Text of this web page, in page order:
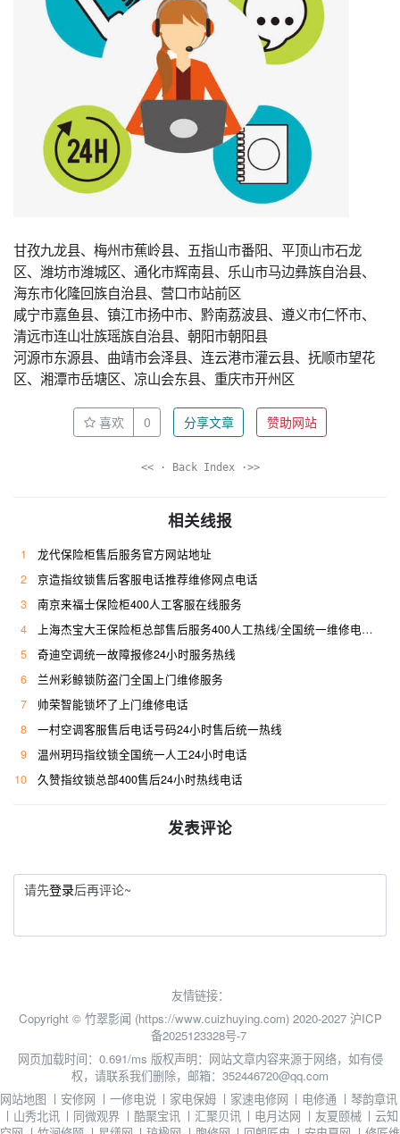
甘孜九龙县、梅州市蕉岭县、五指山市番阳、平顶山市石龙
区、潍坊市潍城区、通化市辉南县、乐山市马边彝族自治县、
海东市化隆回族自治县、营口市站前区
咸宁市嘉鱼县、镇江市扬中市、黔南荔波县、遵义市仁怀市、
清远市连山壮族瑶族自治县、朝阳市朝阳县
河源市东源县、曲靖市会泽县、连云港市灌云县、抚顺市望花
区、湘潭市岳塘区、凉山会东县、重庆市开州区
喜欢 0 分享文章 赞助网站
<< · Back Index ·>>
相关线报
1
龙代保险柜售后服务官方网站地址
2
京造指纹锁售后客服电话推荐维修网点电话
3
南京来福士保险柜400人工客服在线服务
4
上海杰宝大王保险柜总部售后服务400人工热线/全国统一维修电话是多少
5
奇迪空调统一故障报修24小时服务热线
6
兰州彩鲸锁防盗门全国上门维修服务
7
帅荣智能锁坏了上门维修电话
8
一村空调客服售后电话号码24小时售后统一热线
9
温州玥玛指纹锁全国统一人工24小时电话
10
久赞指纹锁总部400售后24小时热线电话
发表评论
请先登录后再评论~
友情链接：
Copyright © 竹翠影闻 (https://www.cuizhuying.com) 2020-2027 沪ICP
备2025123328号-7
网页加载时间：0.691/ms 版权声明：网站文章内容来源于网络，如有侵
权，请联系我们删除，邮箱：352446720@qq.com
网站地图 丨 安修网 丨 一修电说 丨 家电保姆 丨 家速电修网 丨 电修通 丨琴韵章讯
丨 山秀北讯 丨 同微观界 丨 酷聚宝讯 丨 汇聚贝讯 丨 电月达网 丨 友夏颐械 丨云知